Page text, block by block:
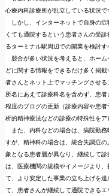
心療内科診療所が乱立している状況で
しかし、インターネットで自身の症
くても通院するという患者さんの受
るターミナル駅周辺での開業を検討す
競合が多い状況を考えると、ホーム
どに関する情報をできるだけ多く掲
者さんとネット上でマッチングさせ
所名にあえて診療科名を含めず、患
程度のブログの更新（診療内容や患
析的精神療法などの診療の特殊性を
また、内科などの場合は、病院勤務
すが、精神科の場合は、統合失調症
象となる患者層が異なり、継続して
は、医療機関の規模やイメージより
て、より安定した事業の立ち上げを
て、患者さんが継続して通院できる